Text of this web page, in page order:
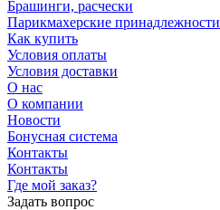
Брашинги, расчески
Парикмахерские принадлежности
Как купить
Условия оплаты
Условия доставки
О нас
О компании
Новости
Бонусная система
Контакты
Контакты
Где мой заказ?
Задать вопрос